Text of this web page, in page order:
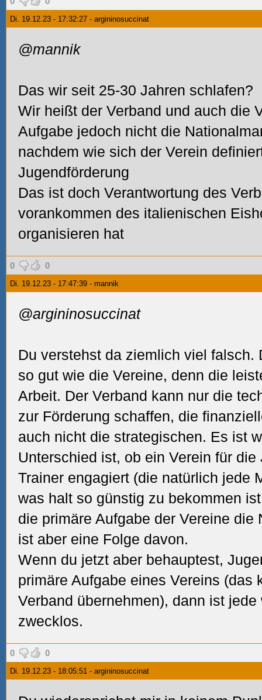
Di. 19.12.23 - 17:32:27 - argininosuccinat
@mannik
Das wir seit 25-30 Jahren schlafen?
Wir heißt der Verband und auch die
Aufgabe jedoch nicht die
nachdem wie sich der Verein
Jugendförderung
Das ist doch Verantwortung des
vorankommen des italienischen
organisieren hat
0 0
Di. 19.12.23 - 17:47:39 - mannik
@argininosuccinat
Du verstehst da ziemlich viel falsch.
so gut wie die Vereine, denn die
Arbeit. Der Verband kann nur die
zur Förderung schaffen, die
auch nicht die strategischen. Es ist
Unterschied ist, ob ein Verein für die
Trainer engagiert (die natürlich jede
was halt so günstig zu bekommen
die primäre Aufgabe der Vereine
ist aber eine Folge davon.
Wenn du jetzt aber behauptest,
primäre Aufgabe eines Vereins (das
Verband übernehmen), dann ist
zwecklos.
0 0
Di. 19.12.23 - 18:05:51 - argininosuccinat